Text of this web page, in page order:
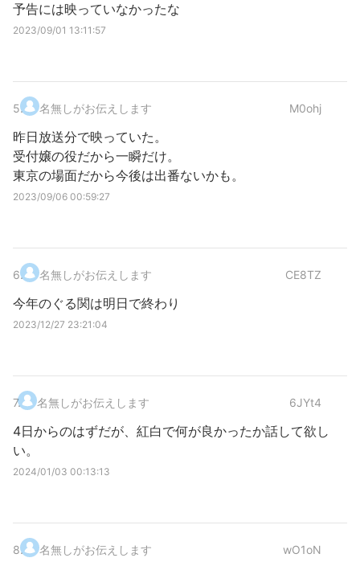
予告には映っていなかったな
2023/09/01 13:11:57
5. 名無しがお伝えします M0ohj
昨日放送分で映っていた。
受付嬢の役だから一瞬だけ。
東京の場面だから今後は出番ないかも。
2023/09/06 00:59:27
6. 名無しがお伝えします CE8TZ
今年のぐる関は明日で終わり
2023/12/27 23:21:04
7. 名無しがお伝えします 6JYt4
4日からのはずだが、紅白で何が良かったか話して欲し
い。
2024/01/03 00:13:13
8. 名無しがお伝えします wO1oN